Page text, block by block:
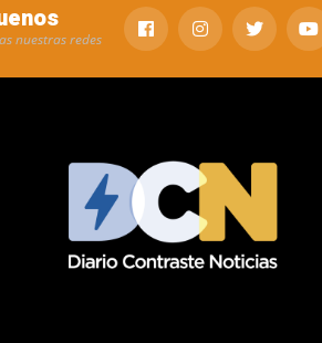
nuestras redes